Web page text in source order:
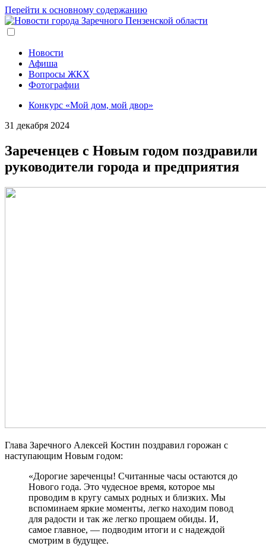
Перейти к основному содержанию
Новости
Афиша
Вопросы ЖКХ
Фотографии
Конкурс «Мой дом, мой двор»
31 декабря 2024
Зареченцев с Новым годом поздравили
руководители города и предприятия
Глава Заречного Алексей Костин поздравил горожан с
наступающим Новым годом:
«Дорогие зареченцы! Считанные часы остаются до
Нового года. Это чудесное время, которое мы
проводим в кругу самых родных и близких. Мы
вспоминаем яркие моменты, легко находим повод
для радости и так же легко прощаем обиды. И,
самое главное, — подводим итоги и с надеждой
смотрим в будущее.